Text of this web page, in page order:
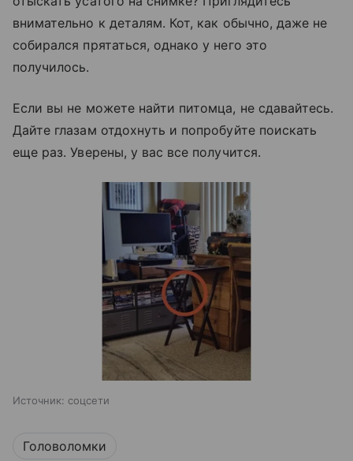
внимательно к деталям. Кот, как обычно, даже не
собирался прятаться, однако у него это
получилось.
Если вы не можете найти питомца, не сдавайтесь.
Дайте глазам отдохнуть и попробуйте поискать
еще раз. Уверены, у вас все получится.
Источник: соцсети
Головоломки